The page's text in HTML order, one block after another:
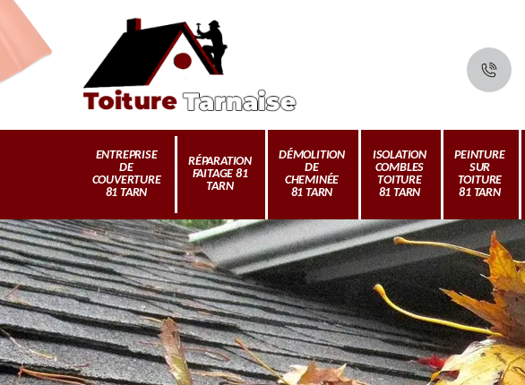
ENTREPRISE
DE
COUVERTURE
81 TARN
RÉPARATION
FAITAGE 81
TARN
DÉMOLITION
DE
CHEMINÉE
81 TARN
ISOLATION
COMBLES
TOITURE
81 TARN
PEINTURE
SUR
TOITURE
81 TARN